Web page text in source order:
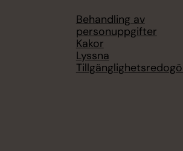
Behandling av
personuppgifter
Kakor
Lyssna